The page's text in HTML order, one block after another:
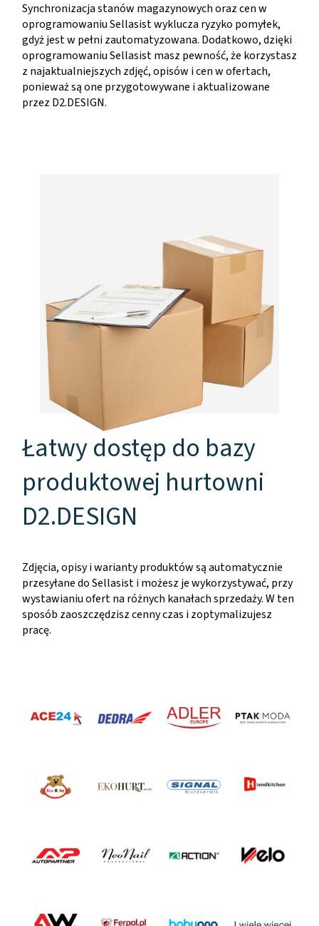
Synchronizacja stanów magazynowych oraz cen w
oprogramowaniu Sellasist wyklucza ryzyko pomyłek,
gdyż jest w pełni zautomatyzowana. Dodatkowo, dzięki
oprogramowaniu Sellasist masz pewność, że korzystasz
z najaktualniejszych zdjęć, opisów i cen w ofertach,
ponieważ są one przygotowywane i aktualizowane
przez D2.DESIGN.
Łatwy dostęp do bazy
produktowej hurtowni
D2.DESIGN
Zdjęcia, opisy i warianty produktów są automatycznie
przesyłane do Sellasist i możesz je wykorzystywać, przy
wystawianiu ofert na różnych kanałach sprzedaży. W ten
sposób zaoszczędzisz cenny czas i zoptymalizujesz
pracę.